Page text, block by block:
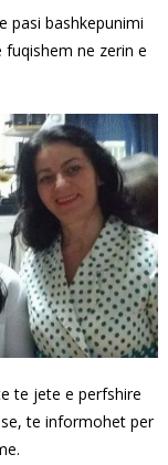
pasi bashkepunimi
ne zerin e
te jete e perfshire
te informohet per